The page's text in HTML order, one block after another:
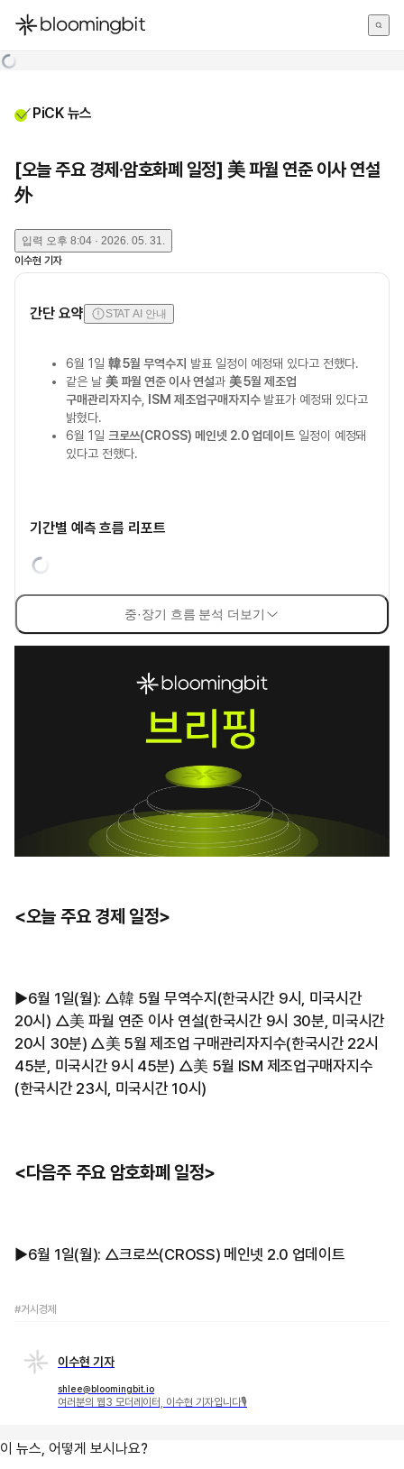
한국어
PiCK 뉴스
[오늘 주요 경제·암호화폐 일정] 美 파월 연준 이사 연설
外
입력 오후 8:04 · 2026. 05. 31.
이수현 기자
간단 요약 STAT AI 안내
6월 1일 韓 5월 무역수지 발표 일정이 예정돼 있다고 전했다.
같은 날 美 파월 연준 이사 연설과 美 5월 제조업
구매관리자지수, ISM 제조업구매자지수발표가 예정돼 있다고
밝혔다.
6월 1일 크로쓰(CROSS) 메인넷 2.0 업데이트일정이 예정돼
있다고 전했다.
기간별 예측 흐름 리포트
중·장기 흐름 분석 더보기
<오늘 주요 경제 일정>
▶︎6월 1일(월): △韓 5월 무역수지(한국시간 9시, 미국시간
20시) △美 파월 연준 이사 연설(한국시간 9시 30분, 미국시간
20시 30분) △美 5월 제조업 구매관리자지수(한국시간 22시
45분, 미국시간 9시 45분) △美 5월 ISM 제조업구매자지수
(한국시간 23시, 미국시간 10시)
<다음주 주요 암호화폐 일정>
▶︎6월 1일(월): △크로쓰(CROSS) 메인넷 2.0 업데이트
#거시경제
이수현 기자
shlee@bloomingbit.io
여러분의 웹3 모더레이터, 이수현 기자입니다🎙
이 뉴스, 어떻게 보시나요?